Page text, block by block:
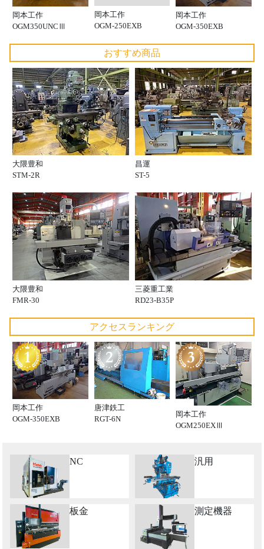
岡本工作
OGM350UNCⅢ
岡本工作
OGM-250EXB
岡本工作
OGM-350EXB
おすすめ商品
大隈豊和
STM-2R
昌運
ST-5
大隈豊和
FMR-30
三菱重工業
RD23-B35P
アクセスランキング
岡本工作
OGM-350EXB
唐津鉄工
RGT-6N
岡本工作
OGM250EXⅢ
NC 汎用
板金 測定機器